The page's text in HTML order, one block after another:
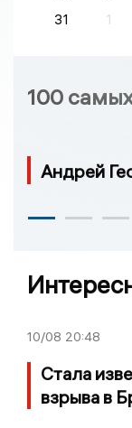
31
1
100
Андрей
10/08 20:48
Стала
взрыва в